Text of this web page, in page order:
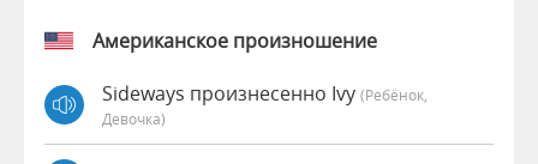
Американское произношение
Sideways произнесенно Ivy (Ребёнок,
Девочка)